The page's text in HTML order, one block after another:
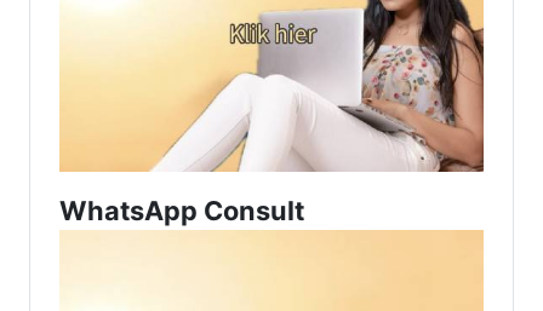
WhatsApp Consult